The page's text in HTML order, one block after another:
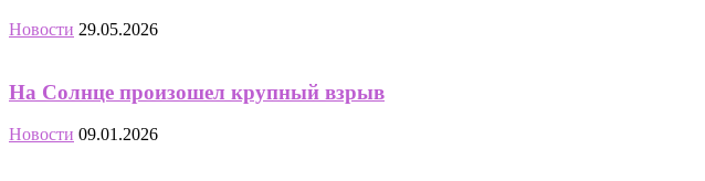
Новости 29.05.2026
На Солнце произошел крупный взрыв
Новости 09.01.2026